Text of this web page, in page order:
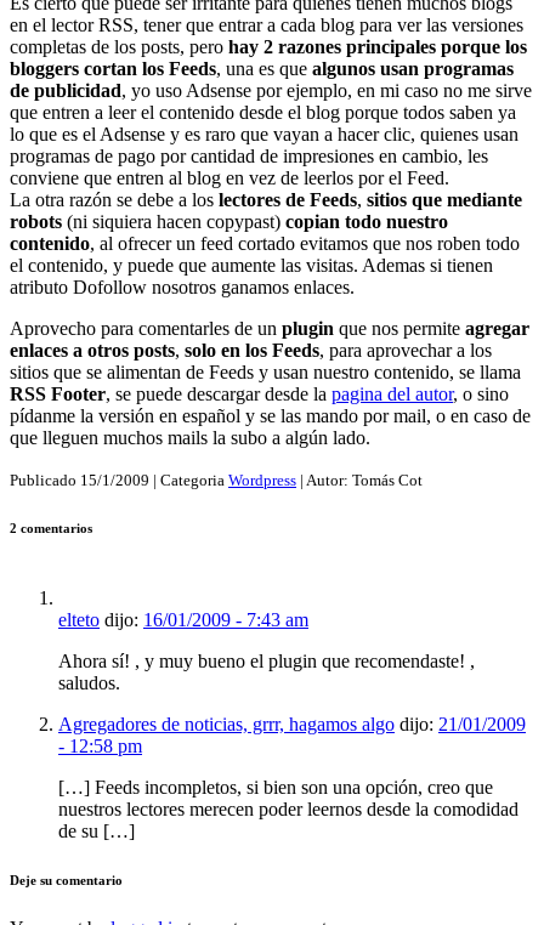
en el lector RSS, tener que entrar a cada blog para ver las versiones
completas de los posts, pero hay 2 razones principales porque los
bloggers cortan los Feeds, una es que algunos usan programas
de publicidad, yo uso Adsense por ejemplo, en mi caso no me sirve
que entren a leer el contenido desde el blog porque todos saben ya
lo que es el Adsense y es raro que vayan a hacer clic, quienes usan
programas de pago por cantidad de impresiones en cambio, les
conviene que entren al blog en vez de leerlos por el Feed.
La otra razón se debe a los lectores de Feeds, sitios que mediante
robots (ni siquiera hacen copypast) copian todo nuestro
contenido, al ofrecer un feed cortado evitamos que nos roben todo
el contenido, y puede que aumente las visitas. Ademas si tienen
atributo Dofollow nosotros ganamos enlaces.
Aprovecho para comentarles de un plugin que nos permite agregar
enlaces a otros posts, solo en los Feeds, para aprovechar a los
sitios que se alimentan de Feeds y usan nuestro contenido, se llama
RSS Footer, se puede descargar desde la pagina del autor, o sino
pídanme la versión en español y se las mando por mail, o en caso de
que lleguen muchos mails la subo a algún lado.
Publicado 15/1/2009 | Categoria Wordpress | Autor: Tomás Cot
2 comentarios
elteto dijo: 16/01/2009 - 7:43 am
Ahora sí! , y muy bueno el plugin que recomendaste! ,
saludos.
Agregadores de noticias, grrr, hagamos algo dijo: 21/01/2009
- 12:58 pm
[…] Feeds incompletos, si bien son una opción, creo que
nuestros lectores merecen poder leernos desde la comodidad
de su […]
Deje su comentario